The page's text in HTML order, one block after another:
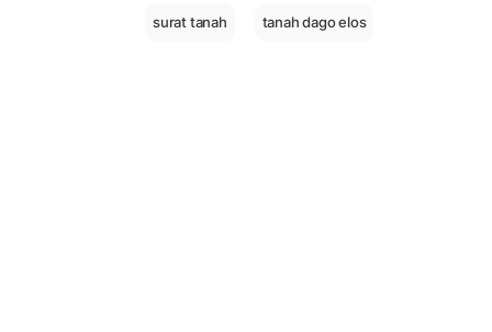
surat tanah tanah dago elos